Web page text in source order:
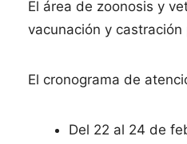
El área de zoonosis y
vacunación y
El cronograma de
Del 22 al 24 de